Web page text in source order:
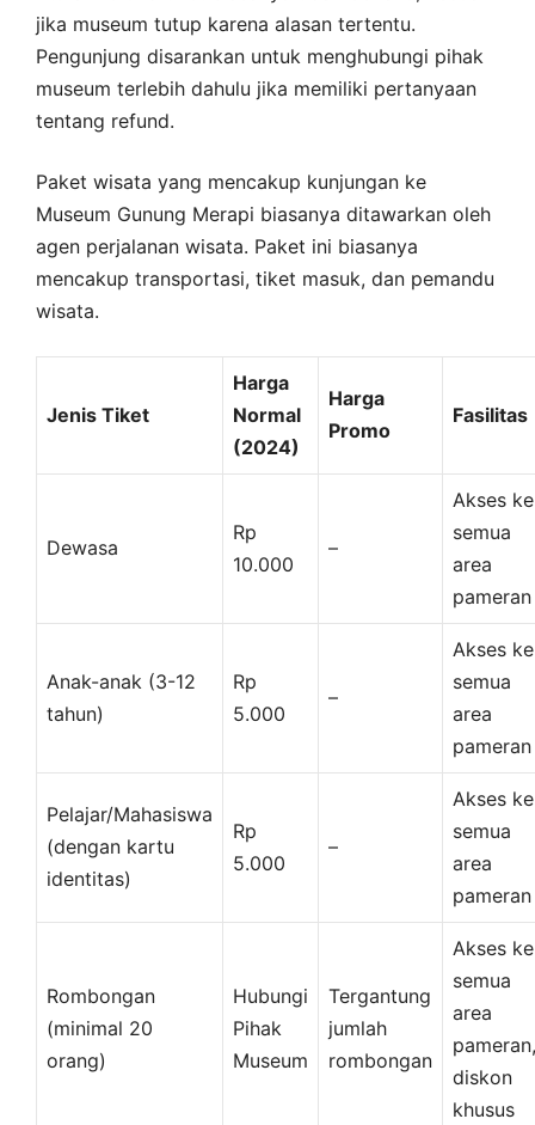
jika museum tutup karena alasan tertentu.
Pengunjung disarankan untuk menghubungi pihak
museum terlebih dahulu jika memiliki pertanyaan
tentang refund.
Paket wisata yang mencakup kunjungan ke
Museum Gunung Merapi biasanya ditawarkan oleh
agen perjalanan wisata. Paket ini biasanya
mencakup transportasi, tiket masuk, dan pemandu
wisata.
Jenis Tiket
Harga
Normal
(2024)
Harga
Promo
Fasilitas
Dewasa
Rp
10.000
–
Akses ke
semua
area
pameran
Anak-anak (3-12
tahun)
Rp
5.000
–
Akses ke
semua
area
pameran
Pelajar/Mahasiswa
(dengan kartu
identitas)
Rp
5.000
–
Akses ke
semua
area
pameran
Rombongan
(minimal 20
orang)
Hubungi
Pihak
Museum
Tergantung
jumlah
rombongan
Akses ke
semua
area
pameran,
diskon
khusus